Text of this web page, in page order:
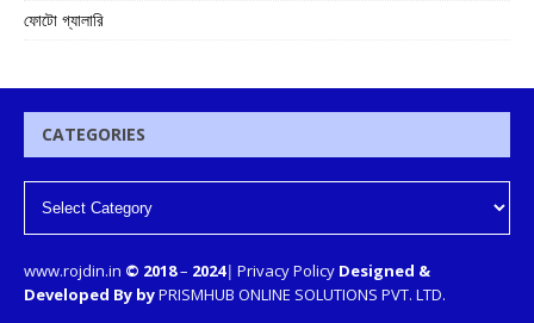
ফোটো গ্যালারি
CATEGORIES
www.rojdin.in © 2018– 2024| Privacy Policy Designed &
Developed By byPRISMHUB ONLINE SOLUTIONS PVT. LTD.